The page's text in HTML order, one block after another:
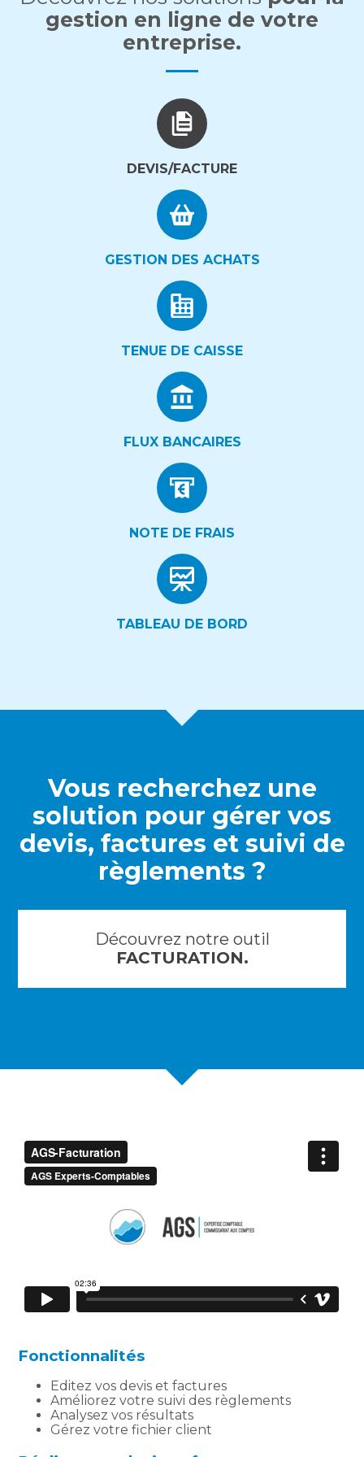
gestion en ligne de votre
entreprise.
DEVIS/FACTURE
GESTION DES ACHATS
TENUE DE CAISSE
FLUX BANCAIRES
NOTE DE FRAIS
TABLEAU DE BORD
Vous recherchez une
solution pour gérer vos
devis, factures et suivi de
règlements ?
Découvrez notre outil
FACTURATION.
Fonctionnalités
Editez vos devis et factures
Améliorez votre suivi des règlements
Analysez vos résultats
Gérez votre fichier client